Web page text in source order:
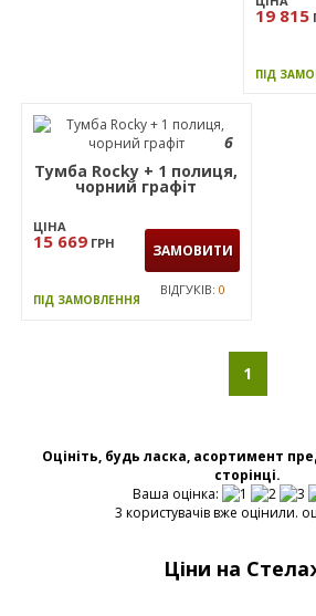
19 815
ПІД
6
Тумба Rocky + 1 полиця,
чорний графiт
ЦІНА
15 669 ГРН ЗАМОВИТИ
ПІД ЗАМОВЛЕННЯ
ВІДГУКІВ:0
1
Оцініть, будь ласка, асортимент
сторінці.
Ваша оцінка:
3 користувачів вже оцінили.
Ціни на